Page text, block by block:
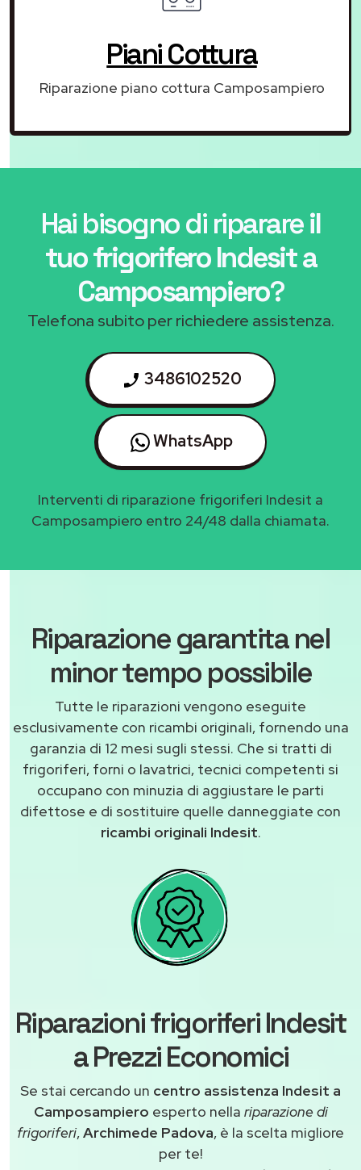
Piani Cottura
Riparazione piano cottura Camposampiero
Hai bisogno di riparareil
tuo frigorifero Indesit a
Camposampiero?
Telefona subito per richiedere assistenza.
3486102520
WhatsApp
Interventi di riparazione frigoriferi Indesit a
Camposampiero entro 24/48 dalla chiamata.
Riparazione garantita nel
minor tempo possibile
Tutte le riparazioni vengono eseguite
esclusivamente con ricambi originali, fornendo una
garanzia di 12 mesi sugli stessi. Che si tratti di
frigoriferi, forni o lavatrici, tecnici competenti si
occupano con minuzia di aggiustare le parti
difettose e di sostituire quelle danneggiate con
ricambi originali Indesit.
Riparazioni frigoriferi Indesit
a Prezzi Economici
Se stai cercando un centro assistenza Indesit a
Camposampiero esperto nella riparazione di
frigoriferi,Archimede Padova, è la scelta migliore
per te!